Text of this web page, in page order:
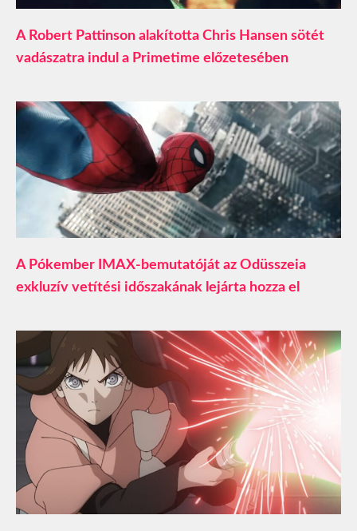
A Robert Pattinson alakította Chris Hansen sötét
vadászatra indul a Primetime előzetesében
A Pókember IMAX-bemutatóját az Odüsszeia
exkluzív vetítési időszakának lejárta hozza el